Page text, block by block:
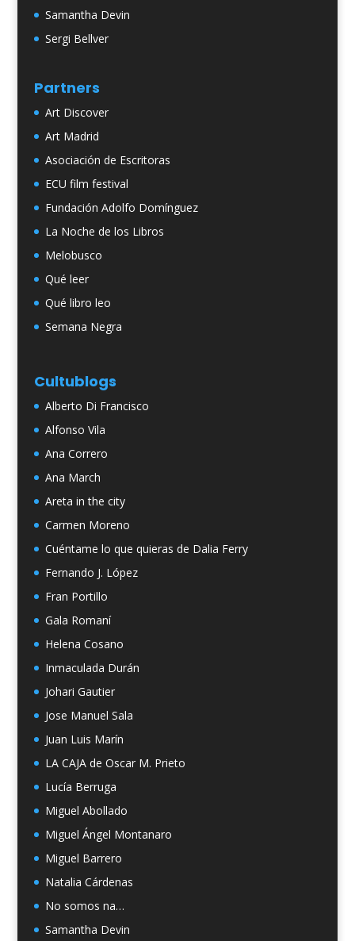
Samantha Devin
Sergi Bellver
Partners
Art Discover
Art Madrid
Asociación de Escritoras
ECU film festival
Fundación Adolfo Domínguez
La Noche de los Libros
Melobusco
Qué leer
Qué libro leo
Semana Negra
Cultublogs
Alberto Di Francisco
Alfonso Vila
Ana Correro
Ana March
Areta in the city
Carmen Moreno
Cuéntame lo que quieras de Dalia Ferry
Fernando J. López
Fran Portillo
Gala Romaní
Helena Cosano
Inmaculada Durán
Johari Gautier
Jose Manuel Sala
Juan Luis Marín
LA CAJA de Oscar M. Prieto
Lucía Berruga
Miguel Abollado
Miguel Ángel Montanaro
Miguel Barrero
Natalia Cárdenas
No somos na…
Samantha Devin